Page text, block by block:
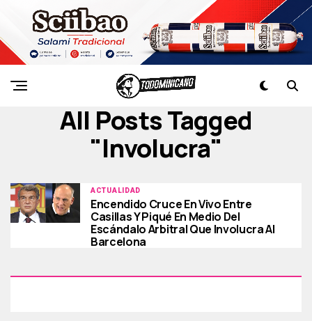
All Posts Tagged
"involucra"
ACTUALIDAD
Encendido Cruce En Vivo Entre
Casillas Y Piqué En Medio Del
Escándalo Arbitral Que Involucra Al
Barcelona